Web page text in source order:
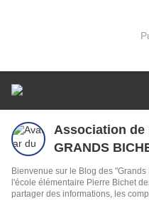
Association de
GRANDS
Bienvenue sur le Blog des
l'école élémentaire Pierre Bichet des Fins ! Pour
partager des informations, les